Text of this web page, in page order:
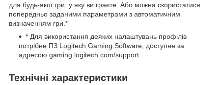
для будь-якої гри, у яку ви граєте. Або можна скористатися
попередньо заданими параметрами з автоматичним
визначенням гри.*
* Для використання деяких налаштувань профілів
потрібне ПЗ Logitech Gaming Software, доступне за
адресою gaming.logitech.com/support
Технічні характеристики